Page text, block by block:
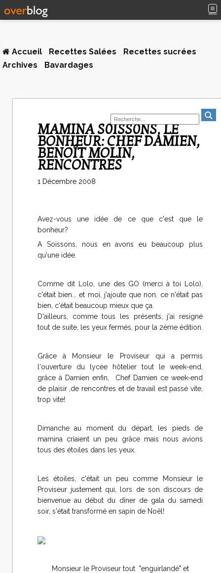
MENU
Accueil Recettes Salées
Recettes sucrées
Archives
Bavardages
MAMINA S0ISS0NS, LE
BONHEUR: CHEF DAMIEN,
BENOÎT MOLIN,
RENCONTRES
1 Décembre 2008
Avez-vous une idée de ce que c'est que le
bonheur?
A Soissons, nous en avons eu beaucoup plus
qu'une idée.
Comme dit Lolo, une des GO (merci à toi Lolo),
c'était bien... et moi, j'ajoute que non, ce n'était pas
bien, c'était beaucoup mieux que ça.
D'ailleurs, comme tous les présents, j'ai resigné
tout de suite, les yeux fermés, pour la 2ème édition.
Grâce à Monsieur le Proviseur qui a permis
l'ouverture du lycée hôtelier tout le week-end,
grâce à Damien enfin, Chef Damien ce week-end
de plaisir ,de rencontres et de travail est passé vite,
trop vite!
Dimanche au moment du départ, les pieds de
mamina criaient un peu grâce mais nous avions
tous des étoiles dans les yeux.
Les étoiles, c'était un peu comme Monsieur le
Proviseur justement qui, lors de son discours de
bienvenue au début du dîner de gala du samedi
soir, s'était transformé en sapin de Noël!
Monsieur le Proviseur tout "enguirlandé" et